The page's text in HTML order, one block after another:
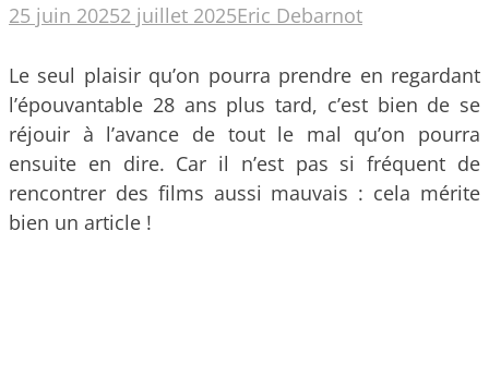
25 juin 20252 juillet 2025Eric Debarnot
Le seul plaisir qu’on pourra prendre en regardant
l’épouvantable 28 ans plus tard, c’est bien de se
réjouir à l’avance de tout le mal qu’on pourra
ensuite en dire. Car il n’est pas si fréquent de
rencontrer des films aussi mauvais : cela mérite
bien un article !